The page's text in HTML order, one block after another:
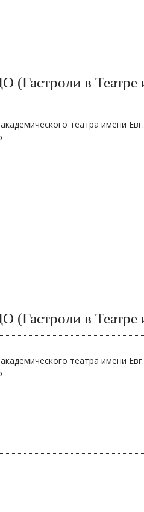
в Театре
театра имени
в Театре
театра имени